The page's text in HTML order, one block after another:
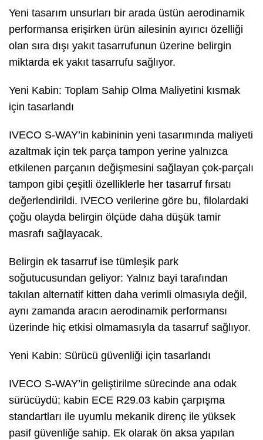
Yeni tasarım unsurları bir arada üstün aerodinamik
performansa erişirken ürün ailesinin ayırıcı özelliği
olan sıra dışı yakıt tasarrufunun üzerine belirgin
miktarda ek yakıt tasarrufu sağlıyor.
Yeni Kabin: Toplam Sahip Olma Maliyetini kısmak
için tasarlandı
IVECO S-WAY’in kabininin yeni tasarımında maliyeti
azaltmak için tek parça tampon yerine yalnızca
etkilenen parçanın değişmesini sağlayan çok-parçalı
tampon gibi çeşitli özelliklerle her tasarruf fırsatı
değerlendirildi. IVECO verilerine göre bu, filolardaki
çoğu olayda belirgin ölçüde daha düşük tamir
masrafı sağlayacak.
Belirgin ek tasarruf ise tümleşik park
soğutucusundan geliyor: Yalnız bayi tarafından
takılan alternatif kitten daha verimli olmasıyla değil,
aynı zamanda aracın aerodinamik performansı
üzerinde hiç etkisi olmamasıyla da tasarruf sağlıyor.
Yeni Kabin: Sürücü güvenliği için tasarlandı
IVECO S-WAY’in geliştirilme sürecinde ana odak
sürücüydü; kabin ECE R29.03 kabin çarpışma
standartları ile uyumlu mekanik direnç ile yüksek
pasif güvenliğe sahip. Ek olarak ön aksa yapılan